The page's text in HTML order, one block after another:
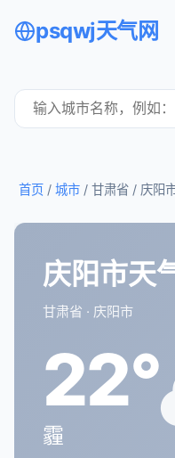
psqwj天气网
首页 / 城市 / 甘肃省 / 庆阳
庆阳市天
甘肃省 · 庆阳市
22°
霾